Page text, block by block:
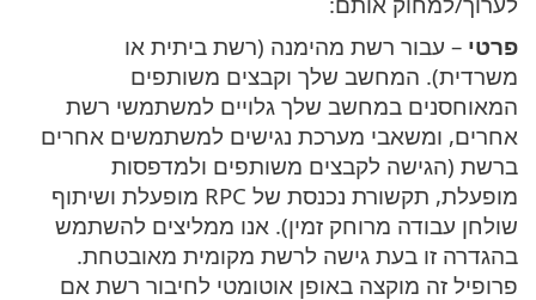
פרטי – עבור רשת מהימנה (רשת ביתית או
משרדית). המחשב שלך וקבצים משותפים
המאוחסנים במחשב שלך גלויים למשתמשי רשת
אחרים, ומשאבי מערכת נגישים למשתמשים אחרים
ברשת (הגישה לקבצים משותפים ולמדפסות
מופעלת, תקשורת נכנסת של RPC מופעלת ושיתוף
שולחן עבודה מרוחק זמין). אנו ממליצים להשתמש
בהגדרה זו בעת גישה לרשת מקומית מאובטחת.
פרופיל זה מוקצה באופן אוטומטי לחיבור רשת אם